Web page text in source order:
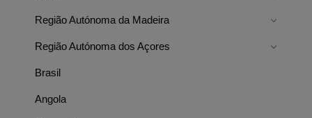
Região Autónoma da Madeira
Região Autónoma dos Açores
Brasil
Angola